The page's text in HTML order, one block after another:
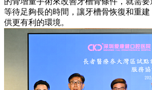
等待足夠長的時間，讓牙槽骨恢復和重
供更有利的環境。